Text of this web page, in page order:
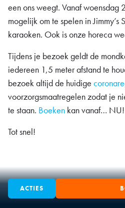
een ons weegt. Vanaf woensdag
mogelijk om te spelen in Jimmy’s
karaoken. Ook is onze horeca
Tijdens je bezoek geldt de
iedereen 1,5 meter afstand te
bezoek altijd de huidige
voorzorgsmaatregelen zodat je
te staan. Boeken kan vanaf… NU!
Tot snel!
ACTIES